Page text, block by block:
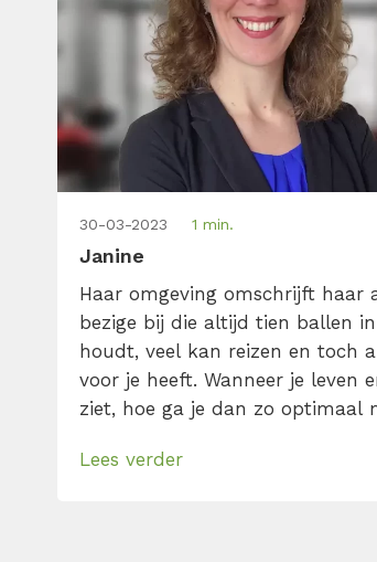
30-03-2023 1 min.
Janine
Haar omgeving omschrijft haar
bezige bij die altijd tien ballen
houdt, veel kan reizen en toch
voor je heeft. Wanneer je leven
ziet, hoe ga je dan zo optimaal
uit je tijd te halen door de juiste
Lees verder